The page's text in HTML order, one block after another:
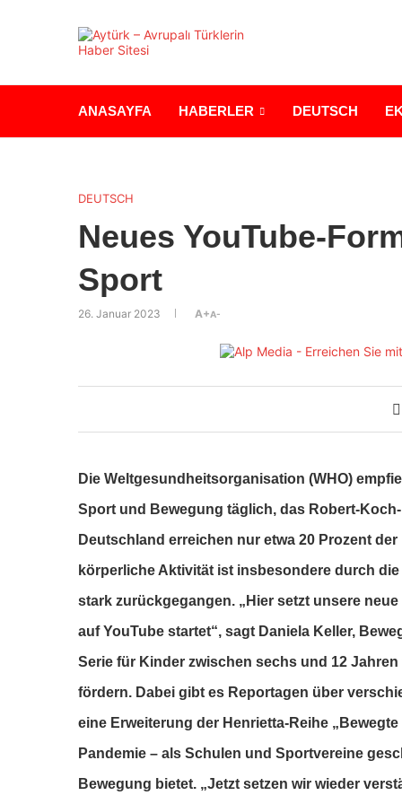
ANASAYFA HABERLER DEUTSCH
DEUTSCH
Neues YouTube-
Sport
26. Januar 2023 A+A-
Die Weltgesundheitsorganisation (WHO)
Sport und Bewegung täglich, das Robert-
Deutschland erreichen nur etwa 20 Prozent
körperliche Aktivität ist insbesondere durch
stark zurückgegangen. „Hier setzt unsere
auf YouTube startet“, sagt Daniela Keller,
Serie für Kinder zwischen sechs und 12
fördern. Dabei gibt es Reportagen über
eine Erweiterung der Henrietta-Reihe
Pandemie – als Schulen und Sportvereine
Bewegung bietet. „Jetzt setzen wir wieder